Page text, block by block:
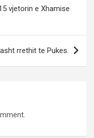
vjetorin e Xhamise
rrethit te Pukes.